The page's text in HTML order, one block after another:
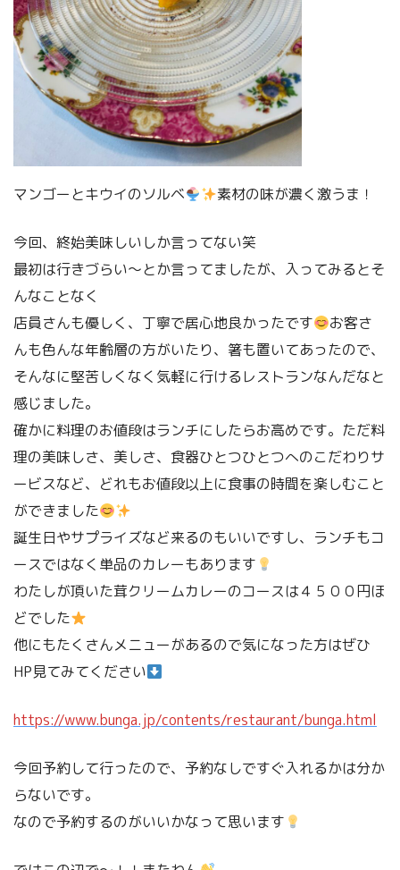
マンゴーとキウイのソルベ 素材の味が濃く激うま！
今回、終始美味しいしか言ってない笑
最初は行きづらい〜とか言ってましたが、入ってみるとそ
んなことなく
店員さんも優しく、丁寧で居心地良かったです
お客さ
んも色んな年齢層の方がいたり、箸も置いてあったので、
そんなに堅苦しくなく気軽に行けるレストランなんだなと
感じました。
確かに料理のお値段はランチにしたらお高めです。ただ料
理の美味しさ、美しさ、食器ひとつひとつへのこだわりサ
ービスなど、どれもお値段以上に食事の時間を楽しむこと
ができました
誕生日やサプライズなど来るのもいいですし、ランチもコ
ースではなく単品のカレーもあります
わたしが頂いた茸クリームカレーのコースは４５００円ほ
どでした
他にもたくさんメニューがあるので気になった方はぜひ
HP見てみてください
https://www.bunga.jp/contents/restaurant/bunga.html
今回予約して行ったので、予約なしですぐ入れるかは分か
らないです。
なので予約するのがいいかなって思います